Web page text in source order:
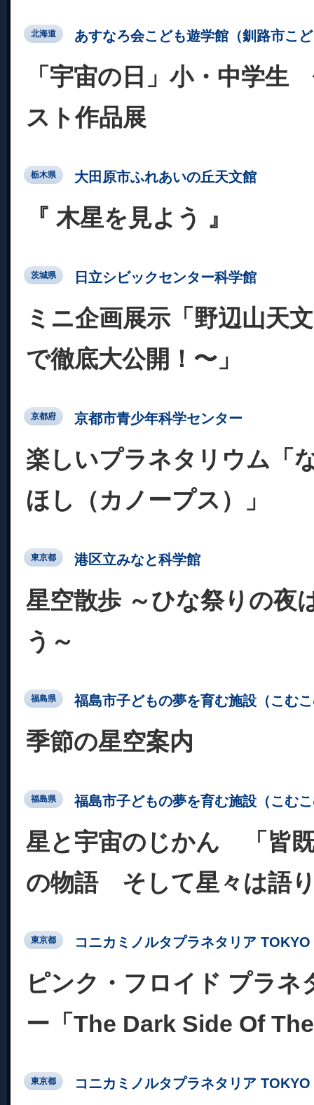
北海道 あすなろ会こども遊学館（釧路市こ
「宇宙の日」小・中学
スト作品展
栃木県 大田原市ふれあいの丘天文館
『 木星を見よう 』
茨城県 日立シビックセンター科学館
ミニ企画展示「野辺山天
で徹底大公開！〜」
京都府 京都市青少年科学センター
楽しいプラネタリウム「
ほし（カノープス）」
東京都 港区立みなと科学館
星空散歩 ～ひな祭りの夜
う～
福島県 福島市子どもの夢を育む施設（こむ
季節の星空案内
福島県 福島市子どもの夢を育む施設（こむ
星と宇宙のじかん 「皆
の物語 そして星々は語
東京都 コニカミノルタプラネタリア TOKYO
ピンク・フロイド プラネ
ー「The Dark Side Of
東京都 コニカミノルタプラネタリア TOKYO